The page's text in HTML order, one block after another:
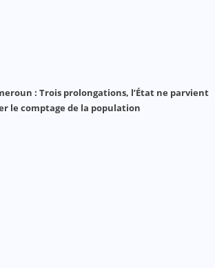
: Trois prolongations, l’État ne parvient
le comptage de la population